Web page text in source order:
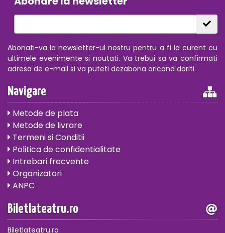
Abonati-va la newsletter-ul nostru pentru a fi la curent cu
ultimele evenimente si noutati. Va trebui sa va confirmati
adresa de e-mail si va puteti dezabona oricand doriti.
Navigare
Metode de plata
Metode de livrare
Termeni si Conditii
Politica de confidentialitate
Intrebari frecvente
Organizatori
ANPC
Biletlateatru.ro
Biletlateatru.ro